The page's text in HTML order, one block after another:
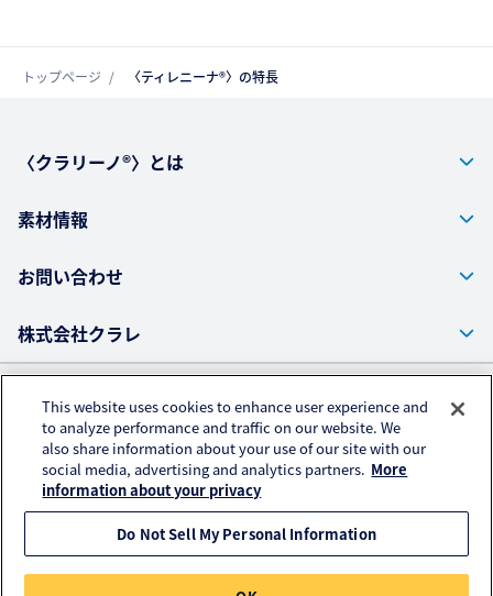
トップページ 〈ティレニーナ®〉の特長
〈クラリーノ®〉とは
素材情報
お問い合わせ
株式会社クラレ
プライバシーポリシー
アクセスデータの取扱いについて
ご利用にあたって
© KURARAY CO., LTD. All RIGHTS RESERVED.
This website uses cookies to enhance user experience and
to analyze performance and traffic on our website. We
also share information about your use of our site with our
social media, advertising and analytics partners. More
information about your privacy
Do Not Sell My Personal Information